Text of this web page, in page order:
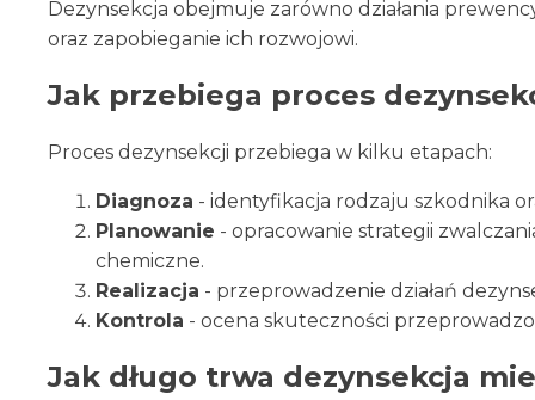
Dezynsekcja obejmuje zarówno działania
oraz zapobieganie ich rozwojowi.
Jak przebiega proces
Proces dezynsekcji przebiega w kilku etapach:
Diagnoza - identyfikacja rodzaju szkodnika
Planowanie - opracowanie strategii
chemiczne.
Realizacja - przeprowadzenie działań
Kontrola - ocena skuteczności
Jak długo trwa dezynsekcja